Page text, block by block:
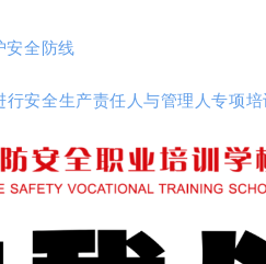
安全防线
安全生产责任人与管理人专项培